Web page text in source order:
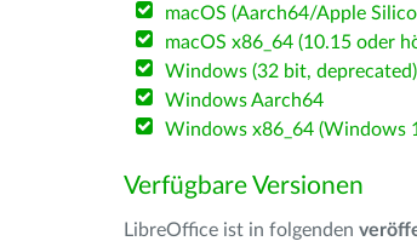
macOS (Aarch64/Apple
macOS x86_64 (10.15 oder
Windows (32 bit, deprecated)
Windows Aarch64
Windows x86_64 (Windows
Verfügbare Versionen
LibreOffice ist in folgenden